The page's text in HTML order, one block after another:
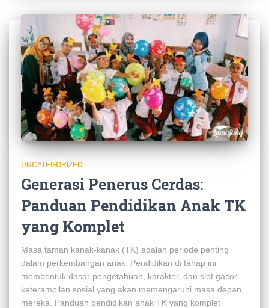
UNCATEGORIZED
Generasi Penerus Cerdas:
Panduan Pendidikan Anak TK
yang Komplet
Masa taman kanak-kanak (TK) adalah periode penting
dalam perkembangan anak. Pendidikan di tahap ini
membentuk dasar pengetahuan, karakter, dan slot gacor
keterampilan sosial yang akan memengaruhi masa depan
mereka. Panduan pendidikan anak TK yang komplet